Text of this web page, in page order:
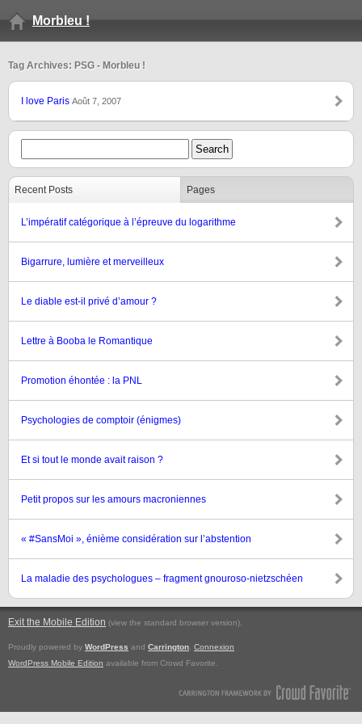
Morbleu !
Tag Archives: PSG - Morbleu !
I love Paris Août 7, 2007
Recent Posts Pages
L’impératif catégorique à l’épreuve du logarithme
Bigarrure, lumière et merveilleux
Le diable est-il privé d’amour ?
Lettre à Booba le Romantique
Promotion éhontée : la PNL
Psychologies de comptoir (énigmes)
Et si tout le monde avait raison ?
Petit propos sur les amours macroniennes
« #SansMoi », énième considération sur l’abstention
La maladie des psychologues – fragment gnouroso-nietzschéen
Exit the Mobile Edition (view the standard browser version).
Proudly powered by WordPress and Carrington Connexion
WordPress Mobile Edition available from Crowd Favorite.